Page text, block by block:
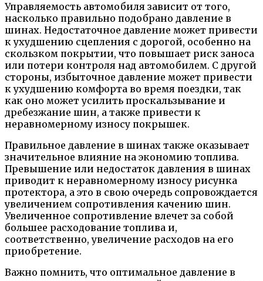
Управляемость автомобиля зависит от того,
насколько правильно подобрано давление в
шинах. Недостаточное давление может привести
к ухудшению сцепления с дорогой, особенно на
скользком покрытии, что повышает риск заноса
или потери контроля над автомобилем. С другой
стороны, избыточное давление может привести
к ухудшению комфорта во время поездки, так
как оно может усилить проскальзывание и
дребезжание шин, а также привести к
неравномерному износу покрышек.
Правильное давление в шинах также оказывает
значительное влияние на экономию топлива.
Превышение или недостаток давления в шинах
приводит к неравномерному износу рисунка
протектора, а это в свою очередь сопровождается
увеличением сопротивления качению шин.
Увеличенное сопротивление влечет за собой
большее расходование топлива и,
соответственно, увеличение расходов на его
приобретение.
Важно помнить, что оптимальное давление в